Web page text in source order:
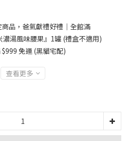
商品，爸氣獻禮好禮｜全館滿
湯風味腰果』1罐 (禮盒不適用)
免運 (黑貓宅配)
查看更多